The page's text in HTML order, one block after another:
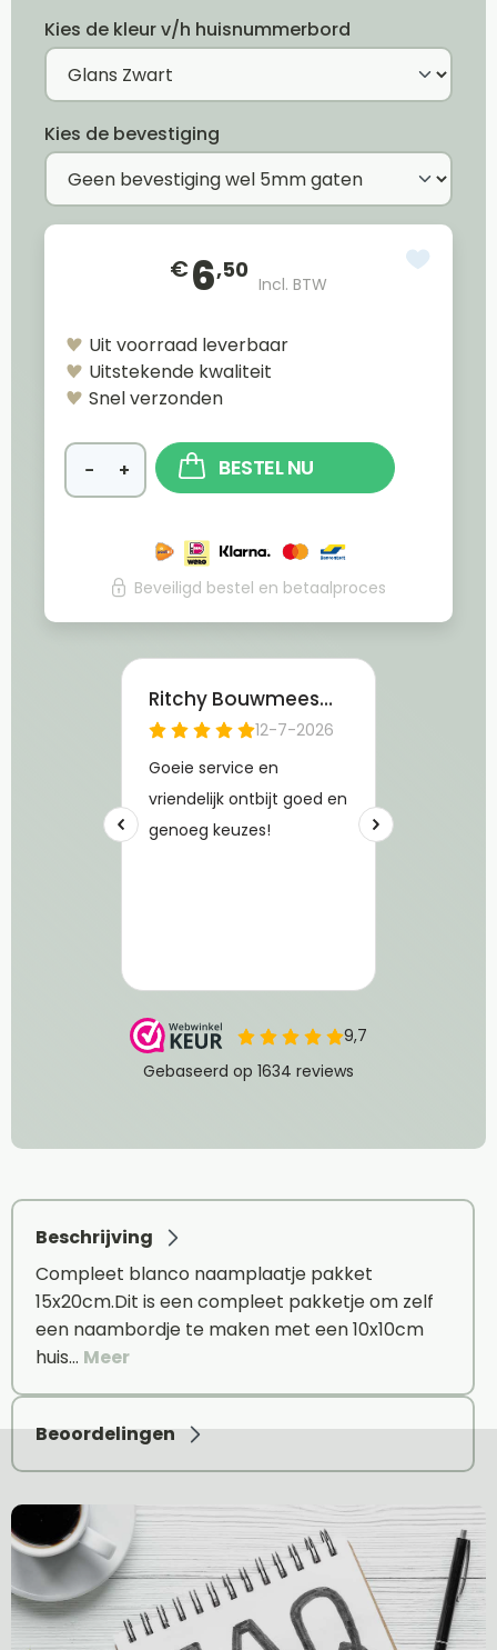
Kies de kleur v/h huisnummerbord
Kies de bevestiging
€6,50
Incl. BTW
Uit voorraad leverbaar
Uitstekende kwaliteit
Snel verzonden
− + BESTEL NU
Beveiligd bestel en betaalproces
Beschrijving
Compleet blanco naamplaatje pakket
15x20cm.Dit is een compleet pakketje om zelf
een naambordje te maken met een 10x10cm
huis… Meer
Beoordelingen